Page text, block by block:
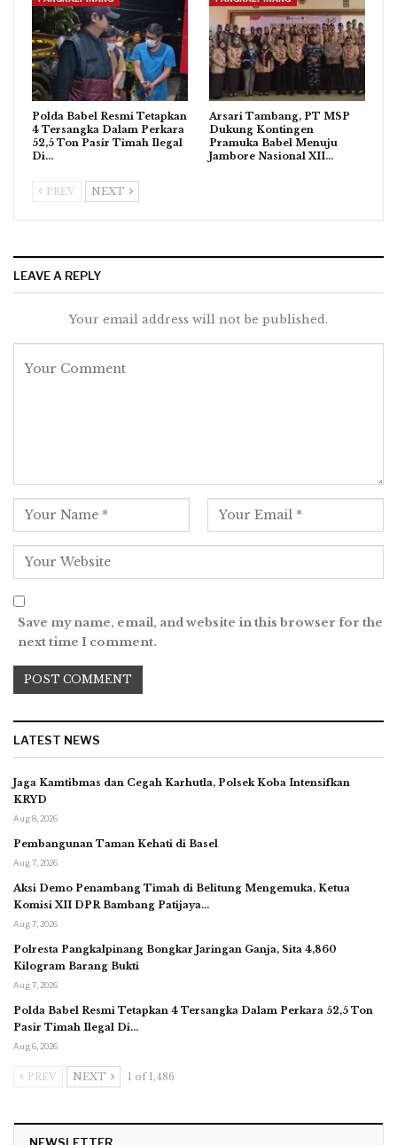
Polda Babel Resmi Tetapkan
4 Tersangka Dalam Perkara
52,5 Ton Pasir Timah Ilegal
Di…
Arsari Tambang, PT MSP
Dukung Kontingen
Pramuka Babel Menuju
Jambore Nasional XII…
PREV NEXT
LEAVE A REPLY
Your email address will not be published.
Save my name, email, and website in this browser for the
next time I comment.
LATEST NEWS
Jaga Kamtibmas dan Cegah Karhutla, Polsek Koba Intensifkan
KRYD
Aug 8, 2026
Pembangunan Taman Kehati di Basel
Aug 7, 2026
Aksi Demo Penambang Timah di Belitung Mengemuka, Ketua
Komisi XII DPR Bambang Patijaya…
Aug 7, 2026
Polresta Pangkalpinang Bongkar Jaringan Ganja, Sita 4,860
Kilogram Barang Bukti
Aug 7, 2026
Polda Babel Resmi Tetapkan 4 Tersangka Dalam Perkara 52,5 Ton
Pasir Timah Ilegal Di…
Aug 6, 2026
PREV NEXT 1 of 1,486
NEWSLETTER